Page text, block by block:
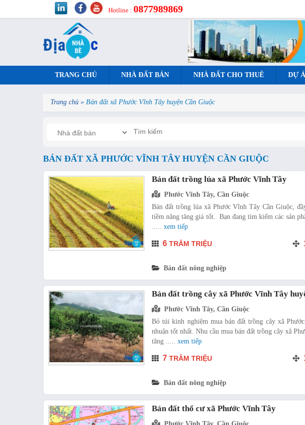
Hotline : 0877989869
TRANG CHỦ NHÀ ĐẤT BÁN NHÀ ĐẤT CHO THUÊ DỰ
Trang chủ » Bán đất xã Phước Vĩnh Tây huyện Cần Giuộc
BÁN ĐẤT XÃ PHƯỚC VĨNH TÂY HUYỆN CẦN GIUỘC
Bán đất trồng lúa xã Phước Vĩnh Tây
Phước Vĩnh Tây, Cần Giuộc
Bán đất trồng lúa xã Phước Vĩnh Tây Cần Giuộc,
tiềm năng tăng giá tốt. Bạn đang tìm kiếm các sản
..... xem tiếp
6 TRĂM TRIỆU
Bán đất nông nghiệp
Bán đất trồng cây xã Phước Vĩnh Tây
Phước Vĩnh Tây, Cần Giuộc
Bỏ túi kinh nghiệm mua bán đất trồng cây xã
nhuận tốt nhất. Nhu cầu mua bán đất trồng cây xã
tăng ..... xem tiếp
7 TRĂM TRIỆU
Bán đất nông nghiệp
Bán đất thổ cư xã Phước Vĩnh Tây